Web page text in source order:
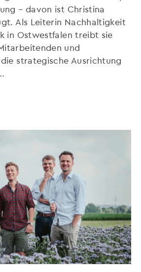
– davon ist Christina
Als Leiterin Nachhaltigkeit
in Ostwestfalen treibt sie
und
strategische Ausrichtung